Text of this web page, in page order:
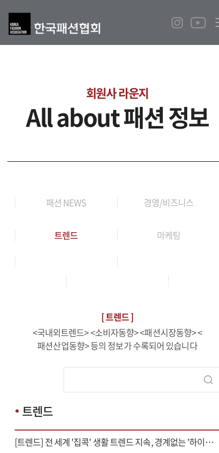
회원사 라운지
All about 패션 정보
패션 NEWS 경영/비즈니스
트렌드 마케팅
[트렌드]
<국내외트렌드> <소비자동향> <패션시장동향> <
패션산업동향> 등의 정보가 수록되어 있습니다
트렌드
[트렌드] 전 세계 '집콕' 생활 트렌드 지속, 경계없는 '하이브리드' 패션 대세다